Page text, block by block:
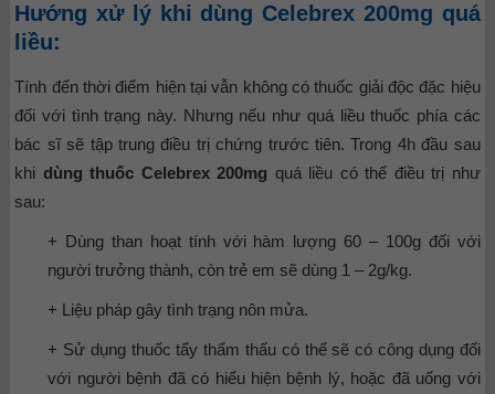
Hướng xử lý khi dùng Celebrex 200mg quá
liều:
Tính đến thời điểm hiện tại vẫn không có thuốc giải độc đặc hiệu
đối với tình trạng này. Nhưng nếu như quá liều thuốc phía các
bác sĩ sẽ tập trung điều trị chứng trước tiên. Trong 4h đầu sau
khi dùng thuốc Celebrex 200mg quá liều có thể điều trị như
sau:
+ Dùng than hoạt tính với hàm lượng 60 – 100g đối với
người trưởng thành, còn trẻ em sẽ dùng 1 – 2g/kg.
+ Liệu pháp gây tình trạng nôn mửa.
+ Sử dụng thuốc tẩy thẩm thấu có thể sẽ có công dụng đối
với người bệnh đã có hiểu hiện bệnh lý, hoặc đã uống với